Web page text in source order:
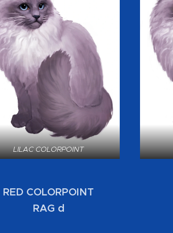
LILAC COLORPOINT
RED COLORPOINT
RAG d